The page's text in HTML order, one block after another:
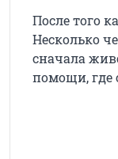
После того
Несколько
сначала
помощи, где